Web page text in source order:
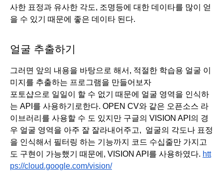
사한 표정과 유사한 각도, 조명등에 대한 데이타를 많이 얻
을 수 있기 때문에 좋은 데이타 된다.
얼굴 추출하기
그러면 앞의 내용을 바탕으로 해서, 적절한 학습용 얼굴 이
미지를 추출하는 프로그램을 만들어보자
포토샵으로 일일이 할 수 없기 때문에 얼굴 영역을 인식하
는 API를 사용하기로한다. OPEN CV와 같은 오픈소스 라
이브러리를 사용할 수 도 있지만 구글의 VISION API의 경
우 얼굴 영역을 아주 잘 잘라내어주고,  얼굴의 각도나 표정
을 인식해서 필터링 하는 기능까지 코드 수십줄만 가지고
도 구현이 가능했기 때문에, VISION API를 사용하였다. htt
ps://cloud.google.com/vision/